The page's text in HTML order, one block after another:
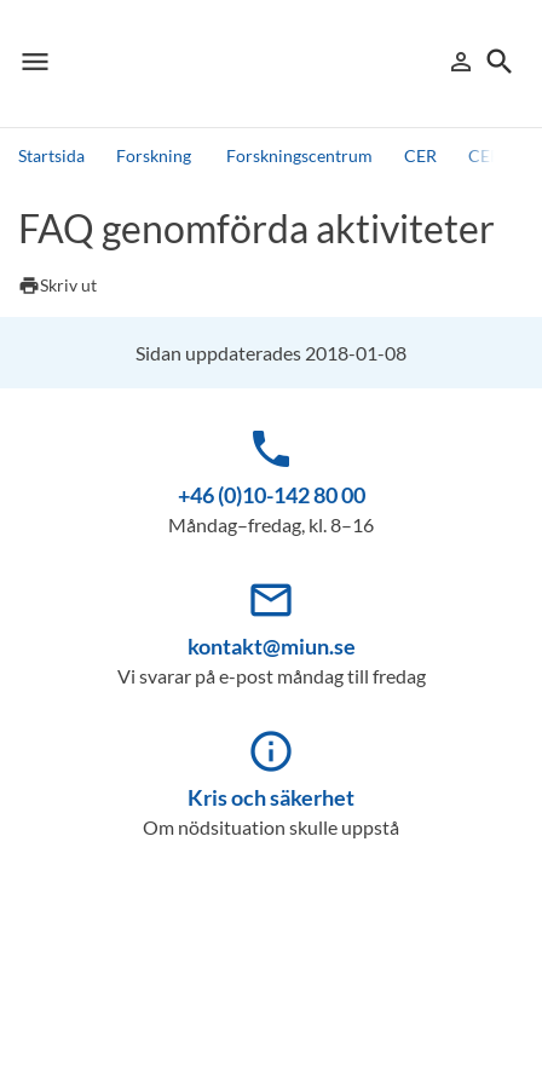
menu
Meny person_outline
Logga in
search
Sök
Startsida Forskning Forskningscentrum CER CER-
Andra söktjänster
Detta är vår testmiljö - endast testdata
FAQ genomförda aktiviteter
printSkriv ut
Sidan uppdaterades 2018-01-08
phone
+46 (0)10-142 80 00
Måndag–fredag, kl. 8–16
mail_outline
kontakt@miun.se
Vi svarar på e-post måndag till fredag
info_outline
Kris och säkerhet
Om nödsituation skulle uppstå